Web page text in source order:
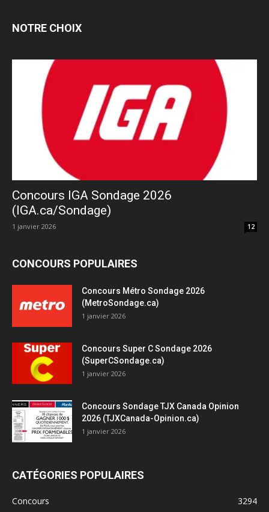
NOTRE CHOIX
Concours IGA Sondage 2026
(IGA.ca/Sondage)
1 janvier 2026 12
CONCOURS POPULAIRES
Concours Métro Sondage 2026
(MetroSondage.ca)
1 janvier 2026
Concours Super C Sondage 2026
(SuperCSondage.ca)
1 janvier 2026
Concours Sondage TJX Canada Opinion
2026 (TJXCanada-Opinion.ca)
1 janvier 2026
CATÉGORIES POPULAIRES
Concours
3294